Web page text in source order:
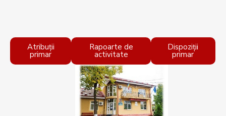
Atribuții
primar
Rapoarte de
activitate
Dispoziții
primar